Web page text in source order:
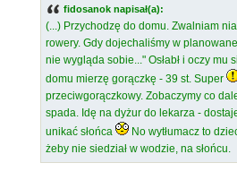
fidosanok napisał(a):
(...) Przychodzę do domu. Zwalniam
rowery. Gdy dojechaliśmy w
nie wygląda sobie..." Osłabł i oczy mu
domu mierzę gorączkę - 39 st. Super
przeciwgorączkowy. Zobaczymy co
spada. Idę na dyżur do lekarza -
unikać słońca
No wytłumacz to
żeby nie siedział w wodzie, na słońcu.